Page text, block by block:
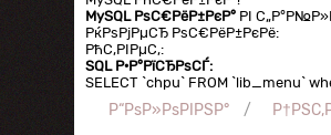
MySQL РѕС€РёР±РєР° РІ
РќРѕРјРµСЂ РѕС€РёР±РєРё:
РћС‚РІРµС‚:
SQL Р·Р°РїСЂРѕСЃ:
SELECT `chpu` FROM `lib_menu`
Р“РѕР»РѕРІРЅР°